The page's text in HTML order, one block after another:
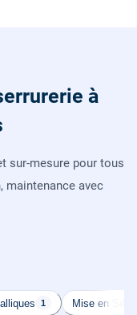
à
sur-mesure pour tous
maintenance avec
1 Mise en